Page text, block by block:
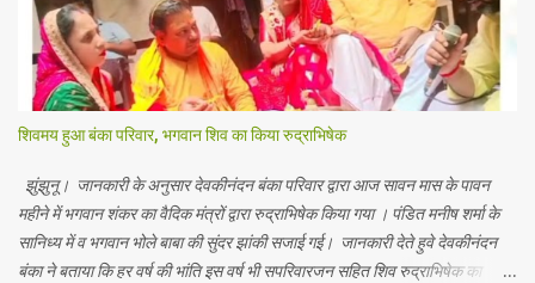
शिवमय हुआ बंका परिवार, भगवान शिव का किया रुद्राभिषेक
झुंझुनू। जानकारी के अनुसार देवकीनंदन बंका परिवार द्वारा आज सावन मास के पावन
महीने में भगवान शंकर का वैदिक मंत्रों द्वारा रुद्राभिषेक किया गया । पंडित मनीष शर्मा के
सानिध्य में व भगवान भोले बाबा की सुंदर झांकी सजाई गई। जानकारी देते हुवे देवकीनंदन
बंका ने बताया कि हर वर्ष की भांति इस वर्ष भी सपरिवारजन सहित शिव रुद्राभिषेक का